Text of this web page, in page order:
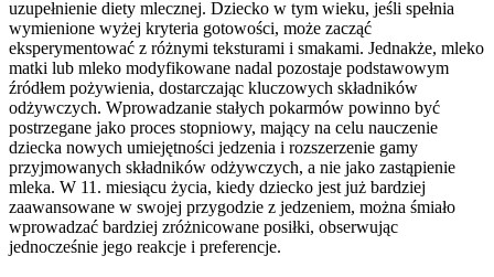
uzupełnienie diety mlecznej. Dziecko w tym wieku, jeśli spełnia
wymienione wyżej kryteria gotowości, może zacząć
eksperymentować z różnymi teksturami i smakami. Jednakże, mleko
matki lub mleko modyfikowane nadal pozostaje podstawowym
źródłem pożywienia, dostarczając kluczowych składników
odżywczych. Wprowadzanie stałych pokarmów powinno być
postrzegane jako proces stopniowy, mający na celu nauczenie
dziecka nowych umiejętności jedzenia i rozszerzenie gamy
przyjmowanych składników odżywczych, a nie jako zastąpienie
mleka. W 11. miesiącu życia, kiedy dziecko jest już bardziej
zaawansowane w swojej przygodzie z jedzeniem, można śmiało
wprowadzać bardziej zróżnicowane posiłki, obserwując
jednocześnie jego reakcje i preferencje.